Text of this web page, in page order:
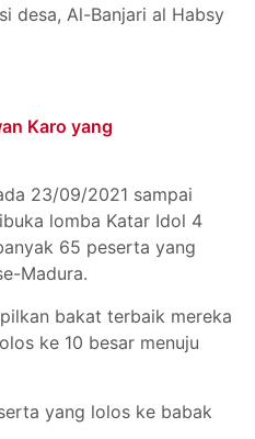
desa, Al-Banjari al Habsy
Karo yang
23/09/2021 sampai
lomba Katar Idol 4
65 peserta yang
Madura.
bakat terbaik mereka
ke 10 besar menuju
yang lolos ke babak